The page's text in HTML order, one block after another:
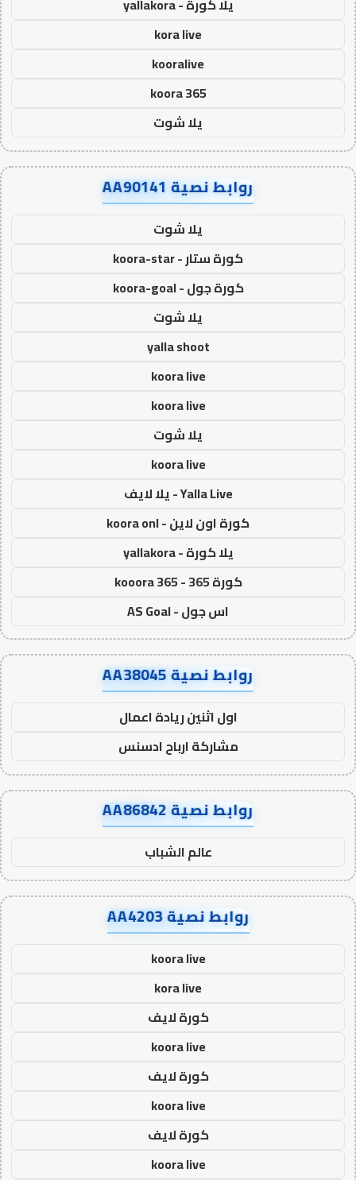
يلا كورة - yallakora
kora live
kooralive
koora 365
يلا شوت
روابط نصية AA90141
يلا شوت
كورة ستار - koora-star
كورة جول - koora-goal
يلا شوت
yalla shoot
koora live
koora live
يلا شوت
koora live
Yalla Live - يلا لايف
كورة اون لاين - koora onl
يلا كورة - yallakora
كورة 365 - kooora 365
اس جول - AS Goal
روابط نصية AA38045
اول اثنين ريادة اعمال
مشاركة ارباح ادسنس
روابط نصية AA86842
عالم الشباب
روابط نصية AA4203
koora live
kora live
كورة لايف
koora live
كورة لايف
koora live
كورة لايف
koora live